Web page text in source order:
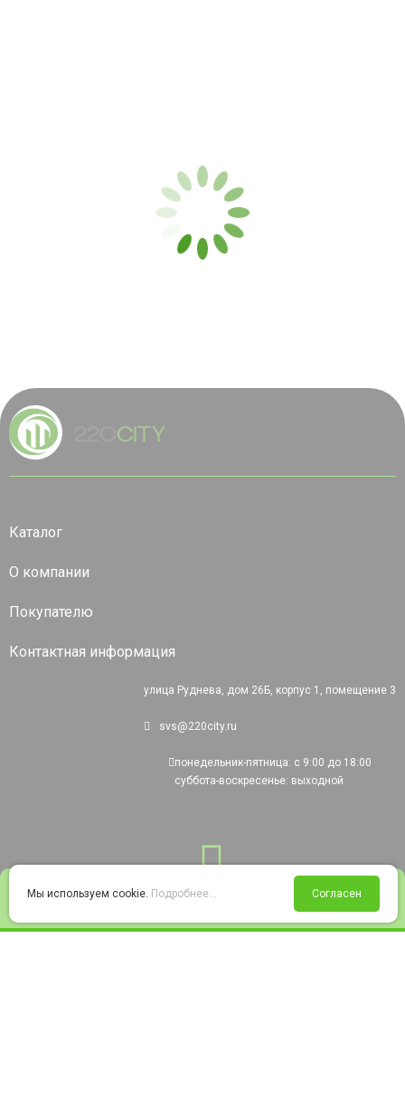
Войти Избранное Корзина
Каталог
О компании
Покупателю
Контактная информация
улица Руднева, дом 26Б, корпус 1, помещение 3
svs@220city.ru
понедельник-пятница: с 9:00 до 18:00
суббота-воскресенье: выходной
Мы используем cookie. Подробнее... Согласен